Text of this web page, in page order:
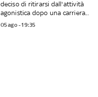
deciso di ritirarsi dall'attività
agonistica dopo una carriera...
05 ago - 19:35